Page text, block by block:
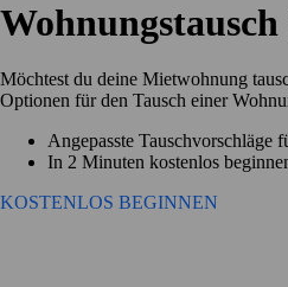
Möchtest du deine Mietwohnung
Optionen für den Tausch einer
Angepasste Tauschvorschläge
In 2 Minuten kostenlos
KOSTENLOS BEGINNEN